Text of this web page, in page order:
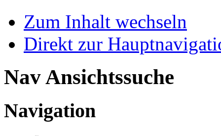
Zum Inhalt wechseln
Direkt zur
Nav Ansichtssuche
Navigation